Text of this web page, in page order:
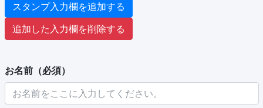
スタンプ入力欄を追加する
追加した入力欄を削除する
お名前（必須）